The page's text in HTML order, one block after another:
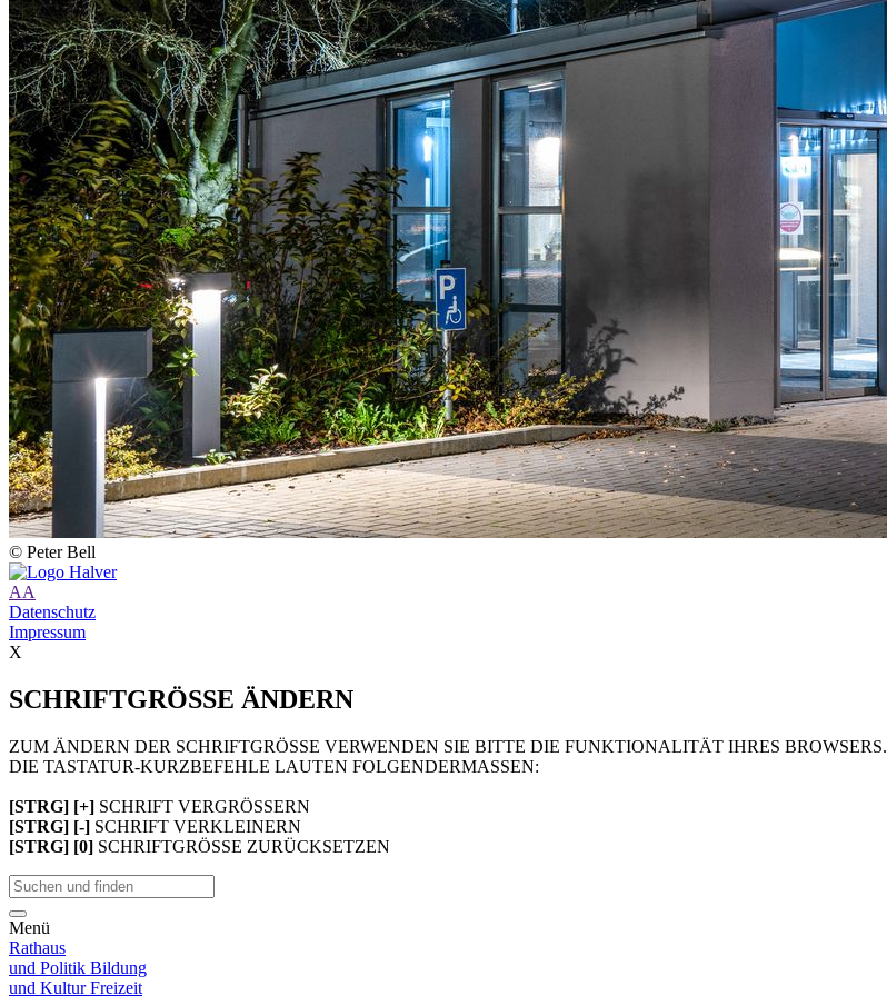
© Peter Bell
AA
Datenschutz
Impressum
X
SCHRIFTGRÖSSE ÄNDERN
ZUM ÄNDERN DER SCHRIFTGRÖSSE VERWENDEN SIE BITTE DIE FUNKTIONALITÄT IHRES BROWSERS.
DIE TASTATUR-KURZBEFEHLE LAUTEN FOLGENDERMASSEN:
[STRG] [+] SCHRIFT VERGRÖSSERN
[STRG] [-] SCHRIFT VERKLEINERN
[STRG] [0] SCHRIFTGRÖSSE ZURÜCKSETZEN
Menü
Rathaus
und Politik Bildung
und KulturFreizeit